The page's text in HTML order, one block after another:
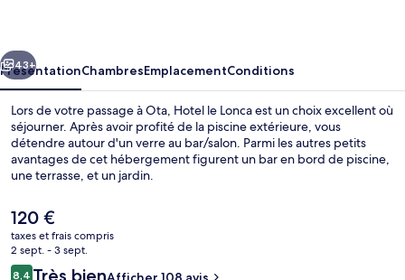
Suivant
43+
PrésentationChambresEmplacementConditions
Lors de votre passage à Ota, Hotel le Lonca est un choix excellent où
séjourner. Après avoir profité de la piscine extérieure, vous
détendre autour d'un verre au bar/salon. Parmi les autres petits
avantages de cet hébergement figurent un bar en bord de piscine,
une terrasse, et un jardin.
Le
prix
actuel
est
120 €
taxes et frais compris
2 sept. - 3 sept.
Avis
8,4 Très bien